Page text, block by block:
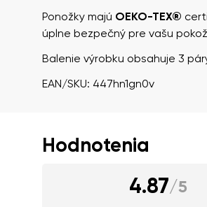
Ponožky majú OEKO-TEX®
úplne bezpečný pre vašu
Balenie výrobku obsahuje 3
EAN/SKU: 447hn1gn0v
Hodnotenia
4.87/5